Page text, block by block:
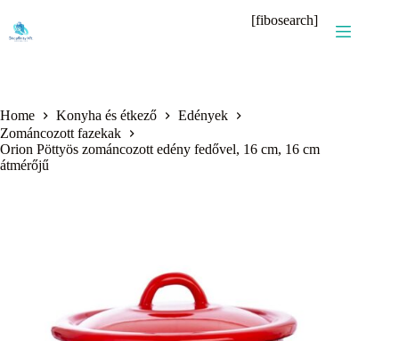
content
[fibosearch]
Home Konyha és étkező
Edények
Zománcozott fazekak
Orion Pöttyös zománcozott edény fedővel, 16 cm, 16 cm
átmérőjű